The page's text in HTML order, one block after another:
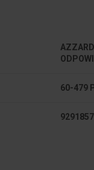
60-479